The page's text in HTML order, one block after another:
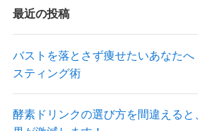
最近の投稿
バストを落とさず痩せたいあなた
スティング術
酵素ドリンクの選び方を間違える